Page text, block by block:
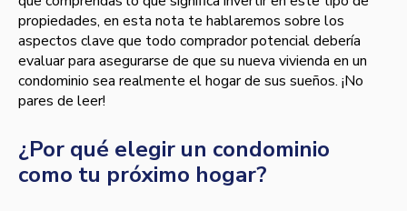
propiedades, en esta nota te hablaremos sobre los
aspectos clave que todo comprador potencial debería
evaluar para asegurarse de que su nueva vivienda en un
condominio sea realmente el hogar de sus sueños. ¡No
pares de leer!
¿Por qué elegir un condominio
como tu próximo hogar?